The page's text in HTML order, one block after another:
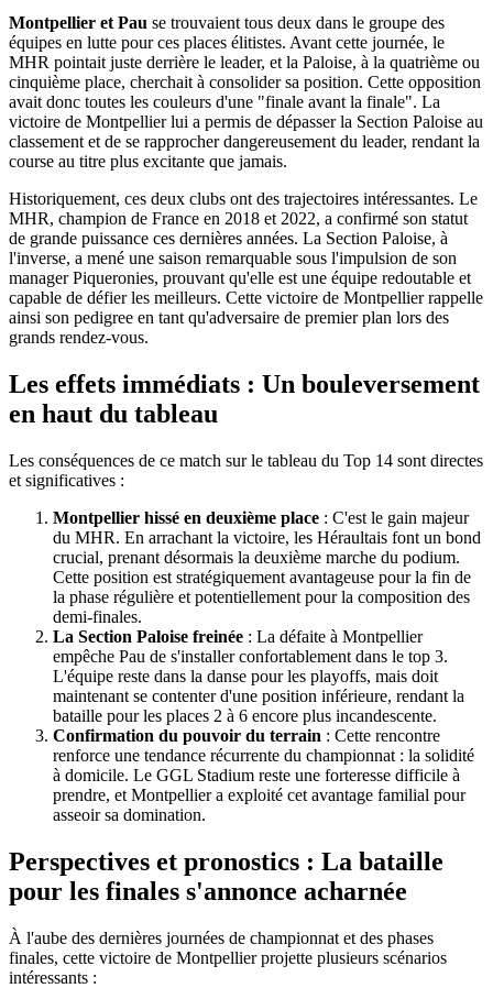
Montpellier et Pau se trouvaient tous deux dans le groupe des
équipes en lutte pour ces places élitistes. Avant cette journée, le
MHR pointait juste derrière le leader, et la Paloise, à la quatrième ou
cinquième place, cherchait à consolider sa position. Cette opposition
avait donc toutes les couleurs d'une "finale avant la finale". La
victoire de Montpellier lui a permis de dépasser la Section Paloise au
classement et de se rapprocher dangereusement du leader, rendant la
course au titre plus excitante que jamais.
Historiquement, ces deux clubs ont des trajectoires intéressantes. Le
MHR, champion de France en 2018 et 2022, a confirmé son statut
de grande puissance ces dernières années. La Section Paloise, à
l'inverse, a mené une saison remarquable sous l'impulsion de son
manager Piqueronies, prouvant qu'elle est une équipe redoutable et
capable de défier les meilleurs. Cette victoire de Montpellier rappelle
ainsi son pedigree en tant qu'adversaire de premier plan lors des
grands rendez-vous.
Les effets immédiats : Un bouleversement
en haut du tableau
Les conséquences de ce match sur le tableau du Top 14 sont directes
et significatives :
Montpellier hissé en deuxième place : C'est le gain majeur
du MHR. En arrachant la victoire, les Héraultais font un bond
crucial, prenant désormais la deuxième marche du podium.
Cette position est stratégiquement avantageuse pour la fin de
la phase régulière et potentiellement pour la composition des
demi-finales.
La Section Paloise freinée : La défaite à Montpellier
empêche Pau de s'installer confortablement dans le top 3.
L'équipe reste dans la danse pour les playoffs, mais doit
maintenant se contenter d'une position inférieure, rendant la
bataille pour les places 2 à 6 encore plus incandescente.
Confirmation du pouvoir du terrain : Cette rencontre
renforce une tendance récurrente du championnat : la solidité
à domicile. Le GGL Stadium reste une forteresse difficile à
prendre, et Montpellier a exploité cet avantage familial pour
asseoir sa domination.
Perspectives et pronostics : La bataille
pour les finales s'annonce acharnée
À l'aube des dernières journées de championnat et des phases
finales, cette victoire de Montpellier projette plusieurs scénarios
intéressants :